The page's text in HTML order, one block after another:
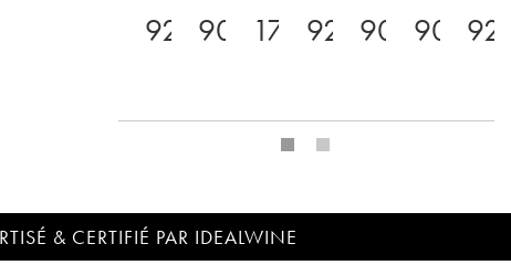
92 90 17 92 90 90 92
& CERTIFIÉ PAR IDEALWINE